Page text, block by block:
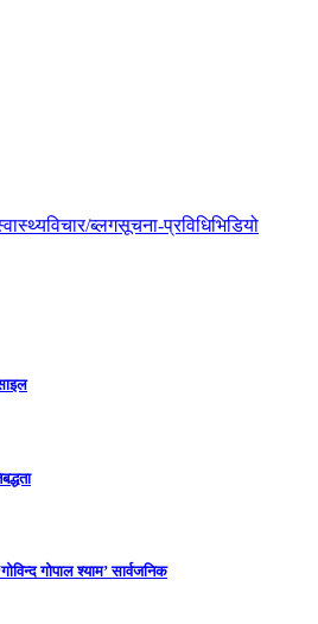
विचार/ब्लगसूचना-प्रविधिभिडियो
गोपाल श्याम’ सार्वजनिक